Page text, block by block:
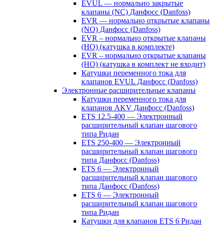
EVUL — нормально закрытые
клапаны (NC) Данфосс (Danfoss)
EVR — нормально открытые клапаны
(NO) Данфосс (Danfoss)
EVR – нормально открытые клапаны
(НО) (катушка в комплекте)
EVR – нормально открытые клапаны
(НО) (катушка в комплект не входит)
Катушки переменного тока для
клапанов EVUL Данфосс (Danfoss)
Электронные расширительные клапаны
Катушки переменного тока для
клапанов AKV Данфосс (Danfoss)
ETS 12.5-400 — Электронный
расширительный клапан шагового
типа Ридан
ETS 250-400 — Электронный
расширительный клапан шагового
типа Данфосс (Danfoss)
ETS 6 — Электронный
расширительный клапан шагового
типа Данфосс (Danfoss)
ETS 6 — Электронный
расширительный клапан шагового
типа Ридан
Катушки для клапанов ETS 6 Ридан